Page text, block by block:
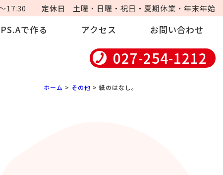
｜ 定休日 土曜・日曜・祝日・夏期休業・年末年始
で作る アクセス お問い合わせ
027-254-1212
ホーム > その他 > 紙のはなし。